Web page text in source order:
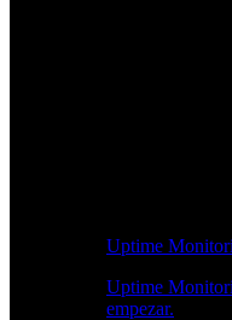
Uptime
Uptime
empezar.